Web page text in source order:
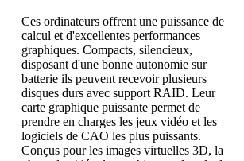
Ces ordinateurs offrent une puissance de
calcul et d'excellentes performances
graphiques. Compacts, silencieux,
disposant d'une bonne autonomie sur
batterie ils peuvent recevoir plusieurs
disques durs avec support RAID. Leur
carte graphique puissante permet de
prendre en charges les jeux vidéo et les
logiciels de CAO les plus puissants.
Conçus pour les images virtuelles 3D, la